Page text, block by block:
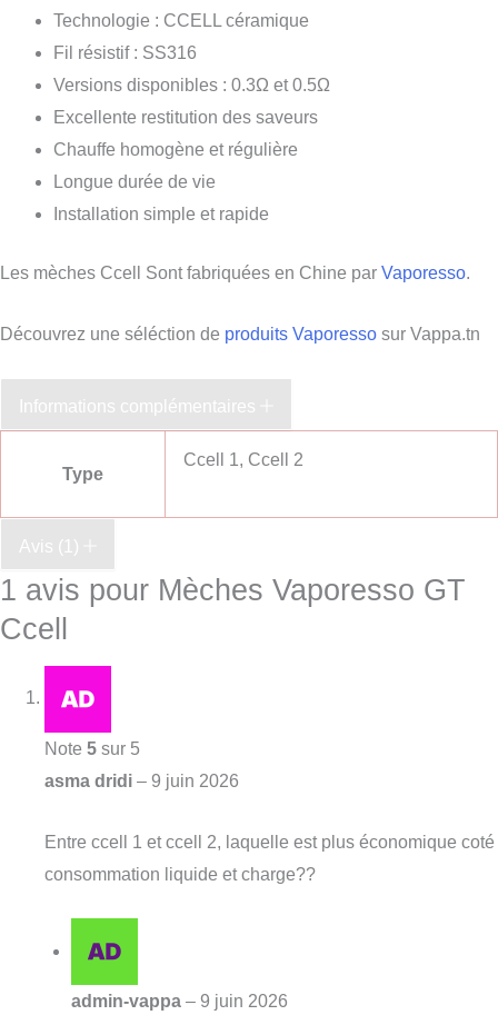
Technologie : CCELL céramique
Fil résistif : SS316
Versions disponibles : 0.3Ω et 0.5Ω
Excellente restitution des saveurs
Chauffe homogène et régulière
Longue durée de vie
Installation simple et rapide
Les mèches Ccell Sont fabriquées en Chine par Vaporesso.
Découvrez une séléction de produits Vaporesso sur Vappa.tn
Informations complémentaires
Type
Ccell 1, Ccell 2
Avis (1)
1 avis pour Mèches Vaporesso GT
Ccell
Note 5 sur 5
asma dridi – 9 juin 2026
Entre ccell 1 et ccell 2, laquelle est plus économique coté
consommation liquide et charge??
admin-vappa – 9 juin 2026